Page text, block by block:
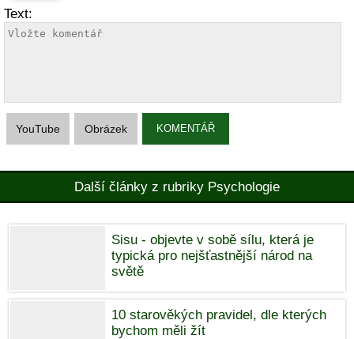
Text:
YouTube Obrázek KOMENTÁŘ
Další články z rubriky Psychologie
Sisu - objevte v sobě sílu, která je
typická pro nejšťastnější národ na
světě
10 starověkých pravidel, dle kterých
bychom měli žít